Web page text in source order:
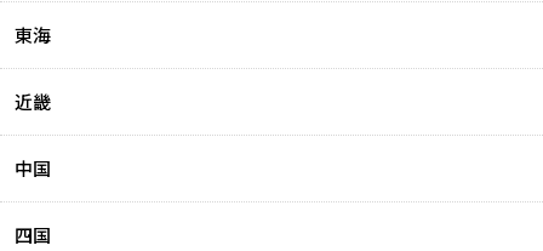
東海
近畿
中国
四国